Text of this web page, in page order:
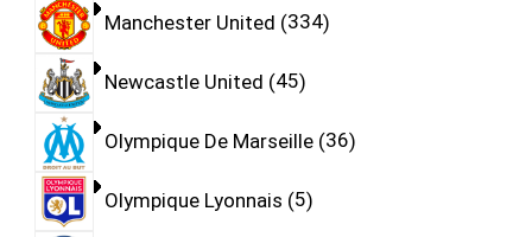
Manchester United 334
Newcastle United 45
Olympique De Marseille 36
Olympique Lyonnais 5